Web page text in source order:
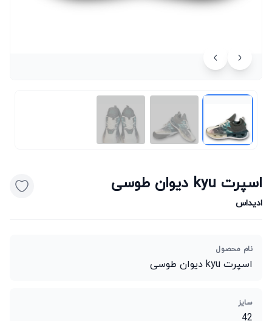
اسپرت kyu دیوان طوسی
ادیداس
نام محصول
اسپرت kyu دیوان طوسی
سایز
42